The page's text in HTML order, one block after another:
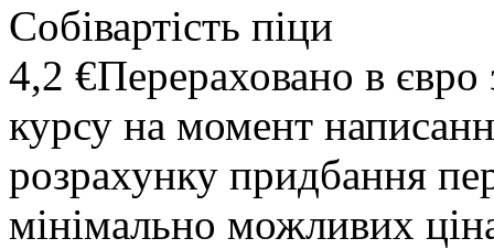
Собівартість піци
4,2 €Перераховано в
курсу на момент
розрахунку придбання
мінімально можливих